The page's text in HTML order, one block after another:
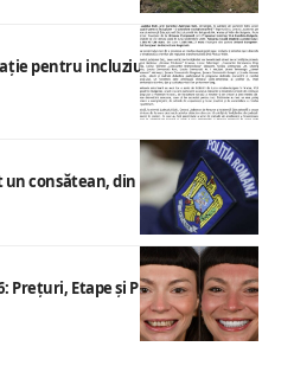
pentru incluziune – O abordare
consătean, din cauza muzicii
Preţuri, Etape şi Plata în Rate